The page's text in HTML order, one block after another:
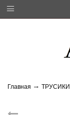
Главная ТРУСИКИ